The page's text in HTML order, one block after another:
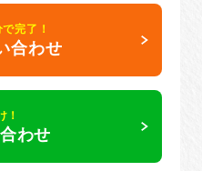
完了！
合わせ
！
わせ